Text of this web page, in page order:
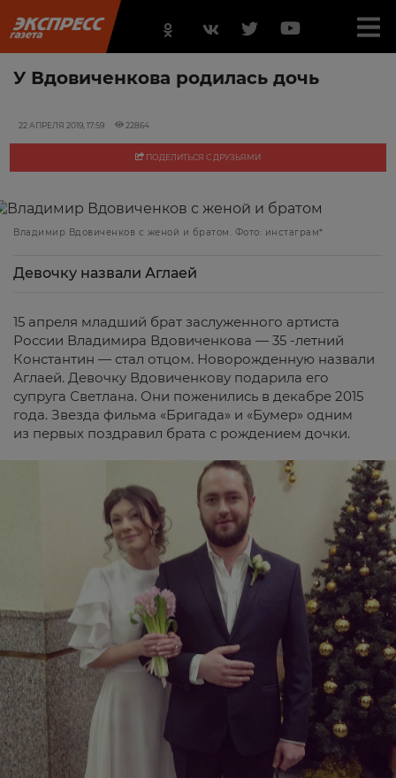
У Вдовиченкова родилась дочь
22 АПРЕЛЯ 2019, 17:59 22864
ПОДЕЛИТЬСЯ С ДРУЗЬЯМИ
Владимир Вдовиченков с женой и братом. Фото: инстаграм*
Девочку назвали Аглаей
15 апреля младший брат заслуженного артиста
России Владимира Вдовиченкова — 35 -летний
Константин — стал отцом. Новорожденную назвали
Аглаей. Девочку Вдовиченкову подарила его
супруга Светлана. Они поженились в декабре 2015
года. Звезда фильма «Бригада» и «Бумер» одним
из первых поздравил брата с рождением дочки.